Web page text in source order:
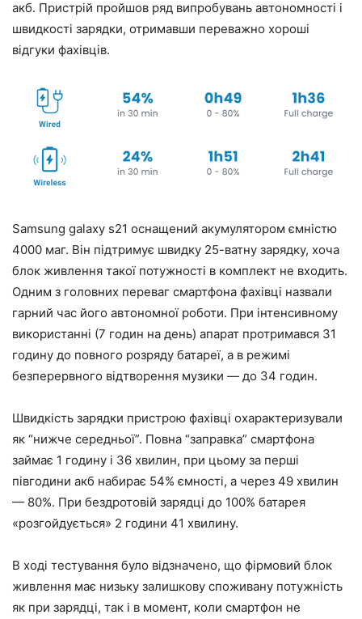
акб. Пристрій пройшов ряд випробувань автономності і
швидкості зарядки, отримавши переважно хороші
відгуки фахівців.
Samsung galaxy s21 оснащений акумулятором ємністю
4000 маг. Він підтримує швидку 25-ватну зарядку, хоча
блок живлення такої потужності в комплект не входить.
Одним з головних переваг смартфона фахівці назвали
гарний час його автономної роботи. При інтенсивному
використанні (7 годин на день) апарат протримався 31
годину до повного розряду батареї, а в режимі
безперервного відтворення музики — до 34 годин.
Швидкість зарядки пристрою фахівці охарактеризували
як “нижче середньої”. Повна “заправка” смартфона
займає 1 годину і 36 хвилин, при цьому за перші
півгодини акб набирає 54% ємності, а через 49 хвилин
— 80%. При бездротовій зарядці до 100% батарея
«розгойдується» 2 години 41 хвилину.
В ході тестування було відзначено, що фірмовий блок
живлення має низьку залишкову споживану потужність
як при зарядці, так і в момент, коли смартфон не